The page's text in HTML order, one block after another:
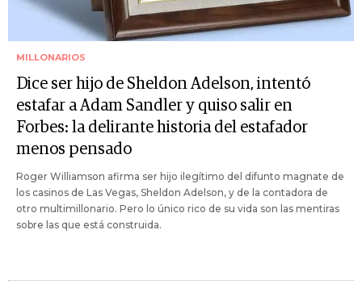
MILLONARIOS
Dice ser hijo de Sheldon Adelson, intentó
estafar a Adam Sandler y quiso salir en
Forbes: la delirante historia del estafador
menos pensado
Roger Williamson afirma ser hijo ilegítimo del difunto magnate de
los casinos de Las Vegas, Sheldon Adelson, y de la contadora de
otro multimillonario. Pero lo único rico de su vida son las mentiras
sobre las que está construida.